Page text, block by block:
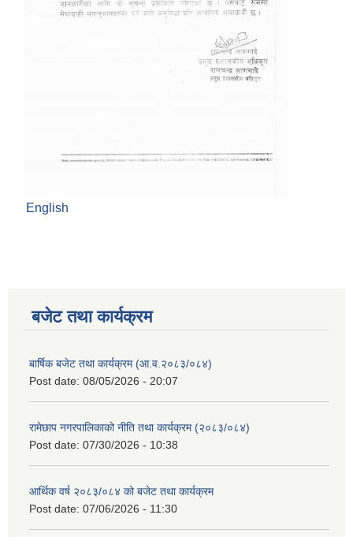
English
बजेट तथा कार्यक्रम
बार्षिक बजेट तथा कार्यक्रम (आ.व.२०८३/०८४)
Post date: 08/05/2026 - 20:07
रामेछाप नगरपालिकाको नीति तथा कार्यक्रम (२०८३/०८४)
Post date: 07/30/2026 - 10:38
आर्थिक वर्ष २०८३/०८४ को बजेट तथा कार्यक्रम
Post date: 07/06/2026 - 11:30